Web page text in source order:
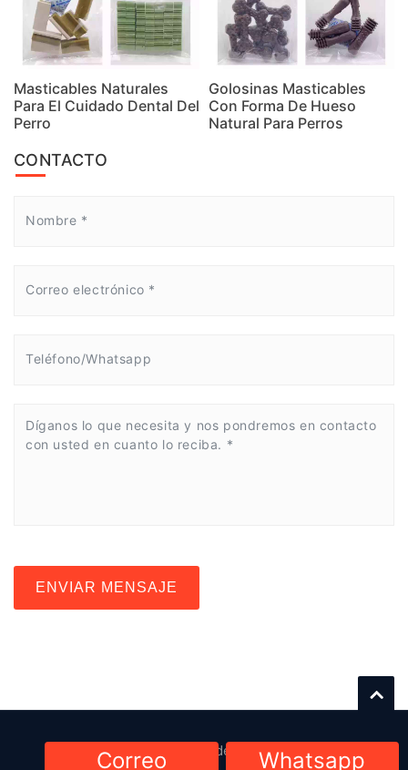
Masticables Naturales
Para El Cuidado Dental Del
Perro
Golosinas Masticables
Con Forma De Hueso
Natural Para Perros
CONTACTO
ENVIAR MENSAJE
Correo Whatsapp
© 2023-2024. Todos los derechos reservados.